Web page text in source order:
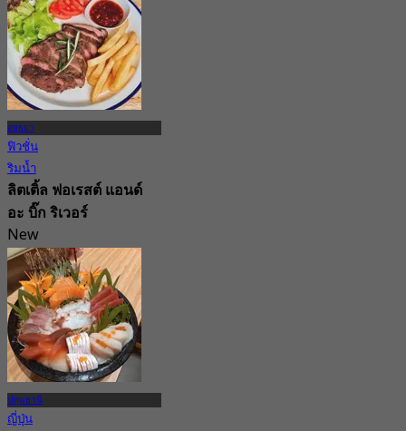
อยุธยา
ฟิวชั่น
ริมน้ำ
ลิตเติ้ล ฟอเรสต์ แอนด์
อะ บิ๊ก ริเวอร์
New
3.9
จาก฿ 437.5
ปทุมธานี
ญี่ปุ่น